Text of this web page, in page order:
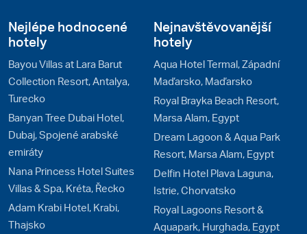
Nejlépe hodnocené
hotely
Bayou Villas at Lara Barut
Collection Resort, Antalya,
Turecko
Banyan Tree Dubai Hotel,
Dubaj, Spojené arabské
emiráty
Nana Princess Hotel Suites
Villas & Spa, Kréta, Řecko
Adam Krabi Hotel, Krabi,
Thajsko
Nejnavštěvovanější
hotely
Aqua Hotel Termal, Západní
Maďarsko, Maďarsko
Royal Brayka Beach Resort,
Marsa Alam, Egypt
Dream Lagoon & Aqua Park
Resort, Marsa Alam, Egypt
Delfin Hotel Plava Laguna,
Istrie, Chorvatsko
Royal Lagoons Resort &
Aquapark, Hurghada, Egypt